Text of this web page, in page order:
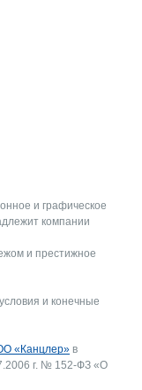
и графическое
компании
и престижное
и конечные
«Канцлер» в
г. № 152-ФЗ «О